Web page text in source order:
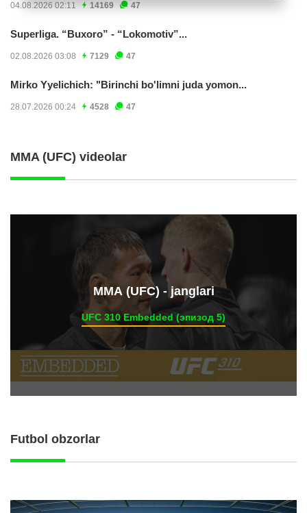
04.08.2026 02:11 14169 47
Superliga. “Buxoro” - “Lokomotiv”...
02.08.2026 03:08 7129 47
Mirko Yyelichich: "Birinchi bo'limni juda yomon...
28.07.2026 00:24 4528 47
MMA (UFC) videolar
ММА (UFC) - janglari
UFC 310 Embedded (эпизод 5)
Futbol obzorlar